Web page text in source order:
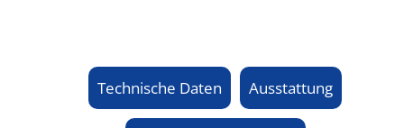
Technische Daten Ausstattung